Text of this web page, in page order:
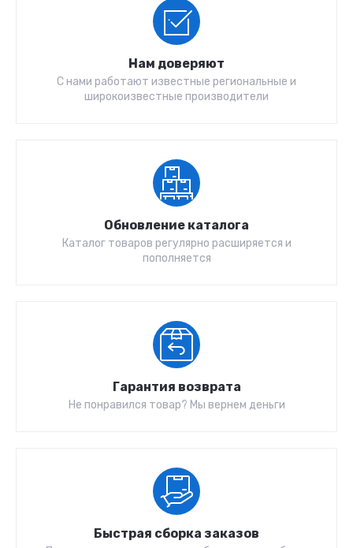
Нам доверяют
С нами работают известные региональные и
широкоизвестные производители
Обновление каталога
Каталог товаров регулярно расширяется и
пополняется
Гарантия возврата
Не понравился товар? Мы вернем деньги
Быстрая сборка заказов